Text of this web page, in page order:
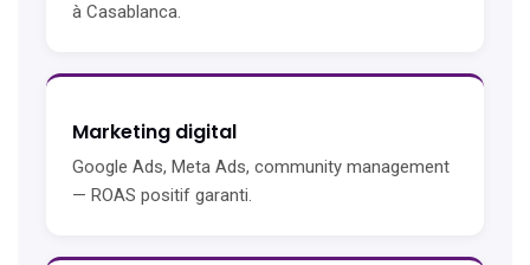
à Casablanca.
Marketing digital
Google Ads, Meta Ads, community management
— ROAS positif garanti.